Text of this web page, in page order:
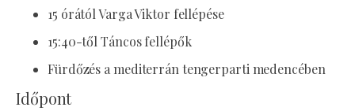
15 órától Varga Viktor fellépése
15:40-től Táncos fellépők
Fürdőzés a mediterrán tengerparti medencében
Időpont